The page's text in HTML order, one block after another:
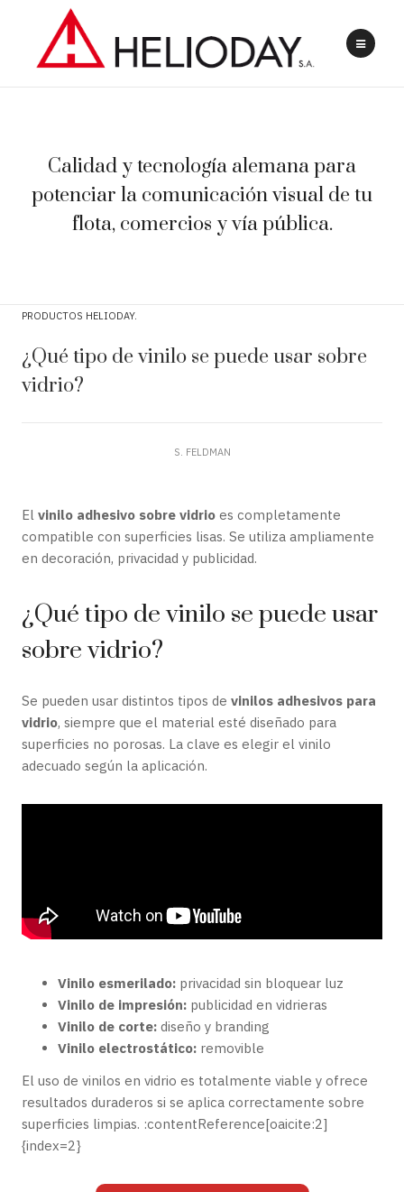
Calidad y tecnología alemana para
potenciar la comunicación visual de tu
flota, comercios y vía pública.
PRODUCTOS HELIODAY
¿Qué tipo de vinilo se puede usar sobre
vidrio?
S. FELDMAN
El vinilo adhesivo sobre vidrio es completamente
compatible con superficies lisas. Se utiliza ampliamente
en decoración, privacidad y publicidad.
¿Qué tipo de vinilo se puede usar
sobre vidrio?
Se pueden usar distintos tipos de vinilos adhesivos para
vidrio, siempre que el material esté diseñado para
superficies no porosas. La clave es elegir el vinilo
adecuado según la aplicación.
Vinilo esmerilado: privacidad sin bloquear luz
Vinilo de impresión: publicidad en vidrieras
Vinilo de corte: diseño y branding
Vinilo electrostático: removible
El uso de vinilos en vidrio es totalmente viable y ofrece
resultados duraderos si se aplica correctamente sobre
superficies limpias. :contentReference[oaicite:2]
{index=2}